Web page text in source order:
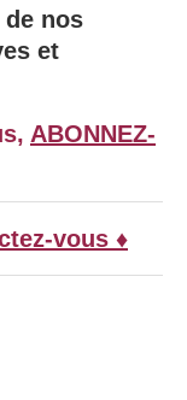
nos
et
ABONNEZ-
vous ♦